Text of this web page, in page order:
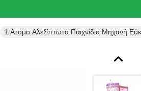
1 Άτομο Αλεξίπτωτα Παιχνίδια Μηχανή